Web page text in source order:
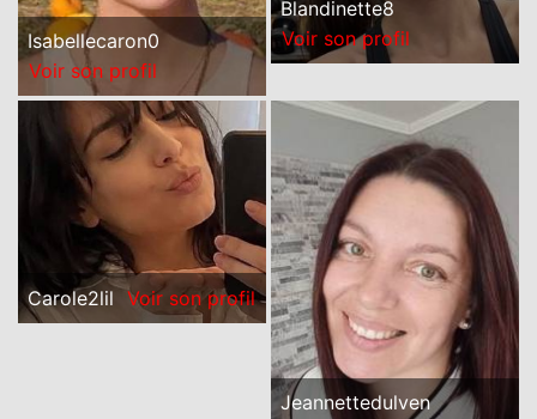
Isabellecaron0
Voir son profil
Blandinette8
Voir son profil
Carole2lil Voir son profil
Jeannettedulven